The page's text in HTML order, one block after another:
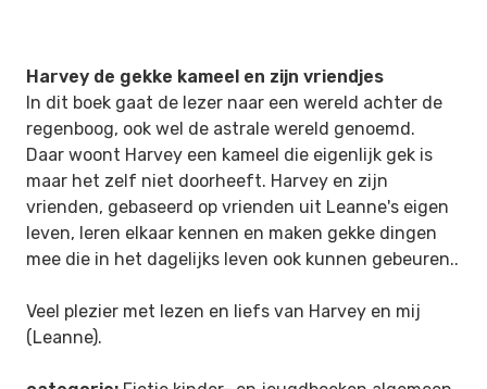
Harvey de gekke kameel en zijn vriendjes
In dit boek gaat de lezer naar een wereld achter de
regenboog, ook wel de astrale wereld genoemd.
Daar woont Harvey een kameel die eigenlijk gek is
maar het zelf niet doorheeft. Harvey en zijn
vrienden, gebaseerd op vrienden uit Leanne's eigen
leven, leren elkaar kennen en maken gekke dingen
mee die in het dagelijks leven ook kunnen gebeuren..
Veel plezier met lezen en liefs van Harvey en mij
(Leanne).